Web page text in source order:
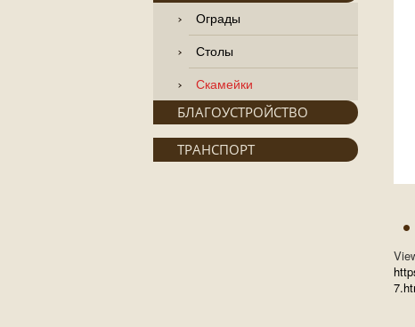
Ограды
Столы
Скамейки
БЛАГОУСТРОЙСТВО
ТРАНСПОРТ